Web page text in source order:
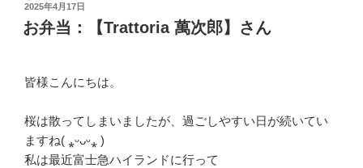
投
稿
日:
2025年4月17日
お弁当：【Trattoria 萬次郎】さん
皆様こんにちは。
桜は散ってしまいましたが、過ごしやすい日が続いてい
ますね( ⁎ᵕᴗᵕ⁎ )
私は最近富士急ハイランドに行って